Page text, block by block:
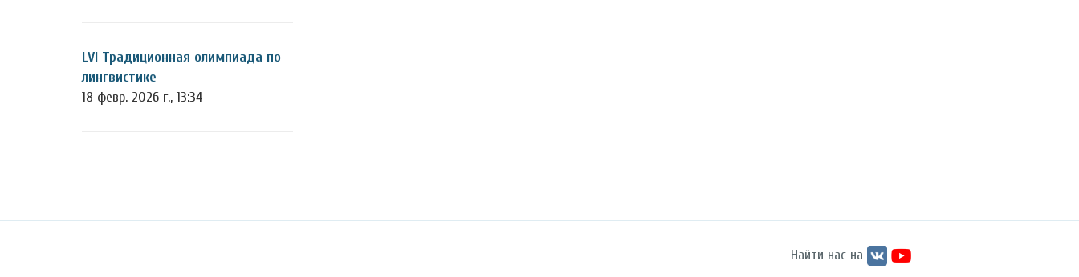
LVI Традиционная олимпиада по
лингвистике
18 февр. 2026 г., 13:34
Найти нас на